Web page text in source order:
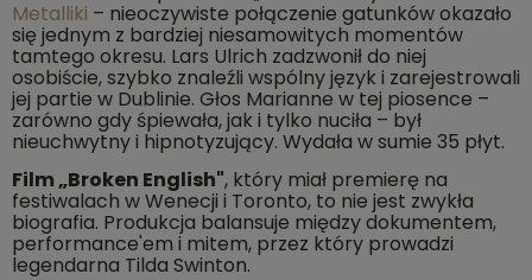
Metalliki – nieoczywiste połączenie gatunków okazało
się jednym z bardziej niesamowitych momentów
tamtego okresu. Lars Ulrich zadzwonił do niej
osobiście, szybko znaleźli wspólny język i zarejestrowali
jej partie w Dublinie. Głos Marianne w tej piosence –
zarówno gdy śpiewała, jak i tylko nuciła – był
nieuchwytny i hipnotyzujący. Wydała w sumie 35 płyt.
Film „Broken English", który miał premierę na
festiwalach w Wenecji i Toronto, to nie jest zwykła
biografia. Produkcja balansuje między dokumentem,
performance'em i mitem, przez który prowadzi
legendarna Tilda Swinton.